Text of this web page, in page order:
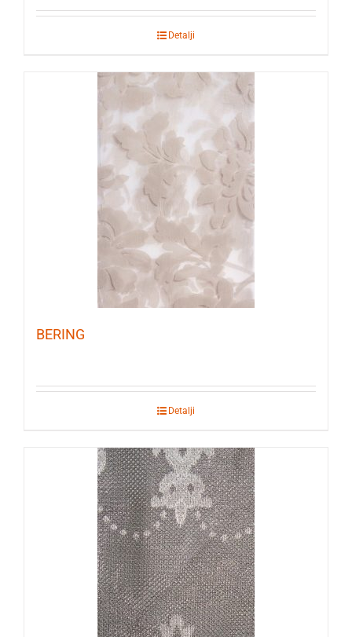
Detalji
BERING
Detalji